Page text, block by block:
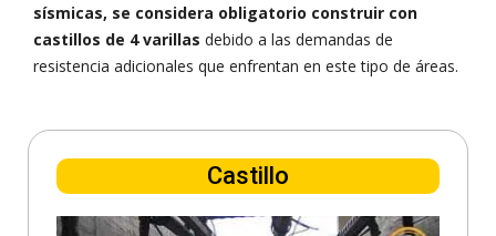
sísmicas, se considera obligatorio construir con
castillos de 4 varillas debido a las demandas de
resistencia adicionales que enfrentan en este tipo de áreas.
Castillo